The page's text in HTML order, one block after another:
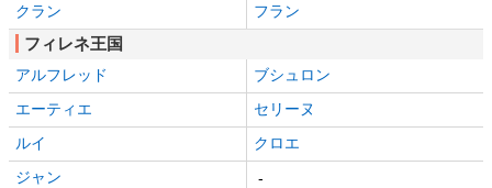
クラン
フラン
フィレネ王国
アルフレッド
ブシュロン
エーティエ
セリーヌ
ルイ
クロエ
ジャン
-